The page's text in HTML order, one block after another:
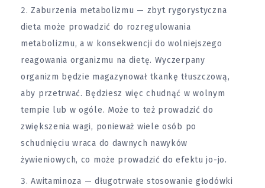
Zaburzenia metabolizmu — zbyt rygorystyczna
dieta może prowadzić do rozregulowania
metabolizmu, a w konsekwencji do wolniejszego
reagowania organizmu na dietę. Wyczerpany
organizm będzie magazynował tkankę tłuszczową,
aby przetrwać. Będziesz więc chudnąć w wolnym
tempie lub w ogóle. Może to też prowadzić do
zwiększenia wagi, ponieważ wiele osób po
schudnięciu wraca do dawnych nawyków
żywieniowych, co może prowadzić do efektu jo-jo.
Awitaminoza — długotrwałe stosowanie głodówki